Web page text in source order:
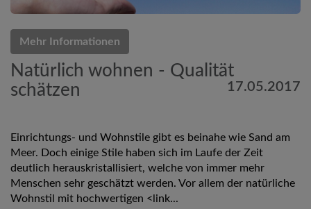
Mehr Informationen
Natürlich wohnen - Qualität
schätzen
17.05.2017
Einrichtungs- und Wohnstile gibt es beinahe wie Sand am
Meer. Doch einige Stile haben sich im Laufe der Zeit
deutlich herauskristallisiert, welche von immer mehr
Menschen sehr geschätzt werden. Vor allem der natürliche
Wohnstil mit hochwertigen <link...